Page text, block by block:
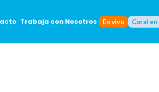
Trabaja con Nosotros En vivo Coral